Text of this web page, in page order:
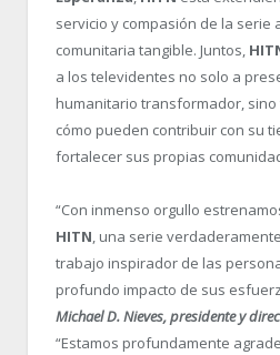
servicio y compasión de la serie
comunitaria tangible. Juntos,
a los televidentes no solo a
humanitario transformador,
cómo pueden contribuir con su
fortalecer sus propias
“Con inmenso orgullo
HITN, una serie
trabajo inspirador de las
profundo impacto de sus
Michael D. Nieves, presidente y
“Estamos profundamente